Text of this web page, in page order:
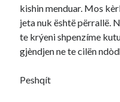
kishin menduar. Mos
jeta nuk është përrallë.
te krýeni shpenzíme
gjèndjen ne te cilën
Peshqít